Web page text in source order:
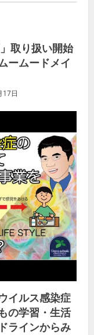
取り扱い開始
ームードメイ
17日
イルス感染症
の学習・生活
ラインからみ